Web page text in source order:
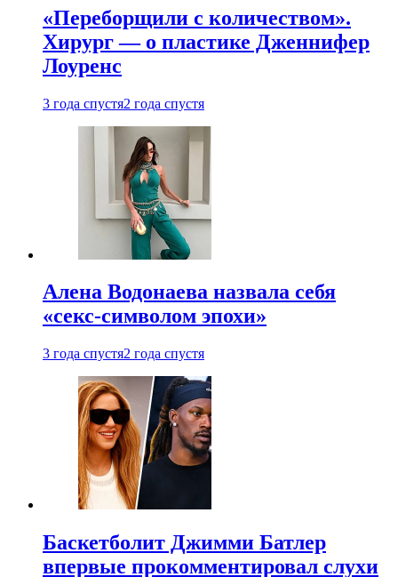
«Переборщили с количеством».
Хирург — о пластике Дженнифер
Лоуренс
3 года спустя2 года спустя
Алена Водонаева назвала себя
«секс-символом эпохи»
3 года спустя2 года спустя
Баскетболит Джимми Батлер
впервые прокомментировал слухи